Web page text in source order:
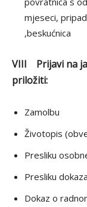
mjeseci,
,beskućnica
VIII Prijavi na
priložiti:
Zamolbu
Životopis
Presliku
Presliku
Dokaz o